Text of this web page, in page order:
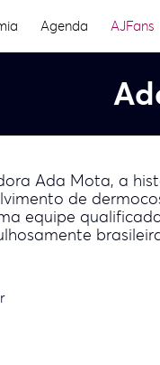
Agenda AJFans
Ada Mota, a
de
equipe